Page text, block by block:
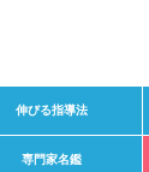
伸びる指導法
専門家名鑑